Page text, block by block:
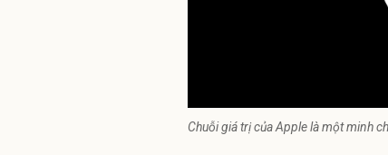
Chuỗi giá trị của Apple là một minh